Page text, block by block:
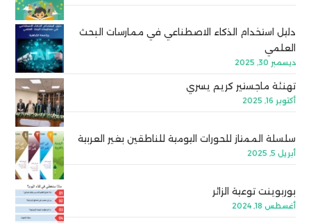
دليل استخدام الذكاء الاصطناعي في ممارسات البحث
العلمي
ديسمبر 30, 2025
تهنئة ماجستير كريم يسري
أكتوبر 16, 2025
سلسلة الممتاز للحورات اليومية للناطقين بغير العربية
أبريل 5, 2025
بوربوينت توعية الزائر
أغسطس 18, 2024